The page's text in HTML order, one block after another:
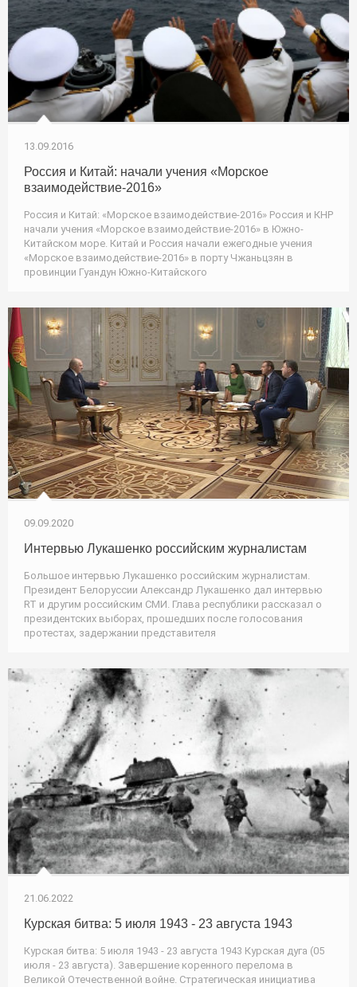
13.09.2016
Россия и Китай: начали учения «Морское
взаимодействие-2016»
Россия и Китай: «Морское взаимодействие-2016» Россия и КНР
начали учения «Морское взаимодействие-2016» в Южно-
Китайском море. Китай и Россия начали ежегодные учения
«Морское взаимодействие-2016» в порту Чжаньцзян в
провинции Гуандун Южно-Китайского
09.09.2020
Интервью Лукашенко российским журналистам
Большое интервью Лукашенко российским журналистам.
Президент Белоруссии Александр Лукашенко дал интервью
RT и другим российским СМИ. Глава республики рассказал о
президентских выборах, прошедших после голосования
протестах, задержании представителя
21.06.2022
Курская битва: 5 июля 1943 - 23 августа 1943
Курская битва: 5 июля 1943 - 23 августа 1943 Курская дуга (05
июля - 23 августа). Завершение коренного перелома в
Великой Отечественной войне. Стратегическая инициатива